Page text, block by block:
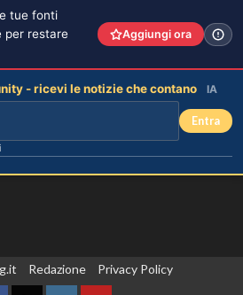
Redazione Privacy Policy
tue fonti
per restare
Aggiungi ora
- ricevi le notizie che contano IA
Entra